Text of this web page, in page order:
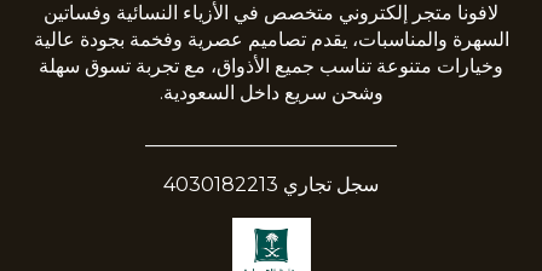
لافونا متجر إلكتروني متخصص في الأزياء النسائية وفساتين
السهرة والمناسبات، يقدم تصاميم عصرية وفخمة بجودة عالية
وخيارات متنوعة تناسب جميع الأذواق، مع تجربة تسوق سهلة
وشحن سريع داخل السعودية.
سجل تجاري 4030182213